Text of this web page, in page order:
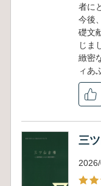
者に
今後
礎文
じま
緻密
ィあ
三